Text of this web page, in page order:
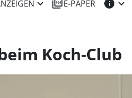
expand_more picture_as_pdfE-PAPER info expand_more
Koch-Club